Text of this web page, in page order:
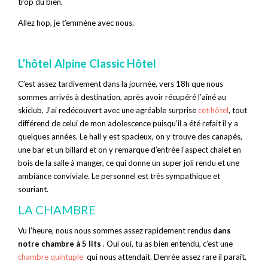
Allez hop, je t’emmène avec nous.
L’hôtel Alpine Classic Hôtel
C’est assez tardivement dans la journée, vers 18h que nous
sommes arrivés à destination, après avoir récupéré l’aîné au
skiclub. J’ai redécouvert avec une agréable surprisecet hôtel, tout
différend de celui de mon adolescence puisqu’il a été refait il y a
quelques années. Le hall y est spacieux, on y trouve des canapés,
une bar et un billard et on y remarque d’entrée l’aspect chalet en
bois de la salle à manger, ce qui donne un super joli rendu et une
ambiance conviviale. Le personnel est très sympathique et
souriant.
LA CHAMBRE
Vu l’heure, nous nous sommes assez rapidement rendus dans
notre chambre à 5 lits . Oui oui, tu as bien entendu, c’est une
chambre quintuple qui nous attendait. Denrée assez rare il paraît,